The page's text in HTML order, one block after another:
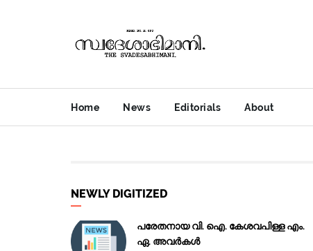
Home News Editorials About
NEWLY DIGITIZED
പരേതനായ വി. ഐ. കേശവപിള്ള എം.
ഏ. അവർകൾ